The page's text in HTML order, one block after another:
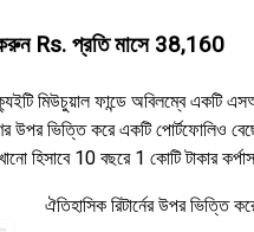
করুন Rs. প্রতি মাসে 38,160
মিউচুয়াল ফান্ডে অবিলম্বে
উপর ভিত্তি করে একটি পোর্টফোলিও
হিসাবে 10 বছরে 1 কোটি টাকার
ঐতিহাসিক রিটার্নের উপর ভিত্তি